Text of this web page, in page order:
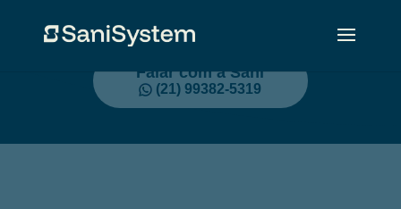
Falar com a Sani
(21) 99382-5319